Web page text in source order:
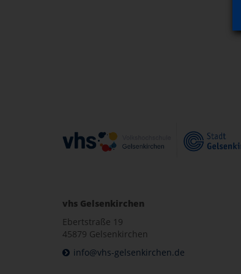
vhs Gelsenkirchen
Ebertstraße 19
45879 Gelsenkirchen
info@vhs-gelsenkirchen.de